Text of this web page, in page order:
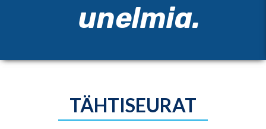
unelmia.
TÄHTISEURAT